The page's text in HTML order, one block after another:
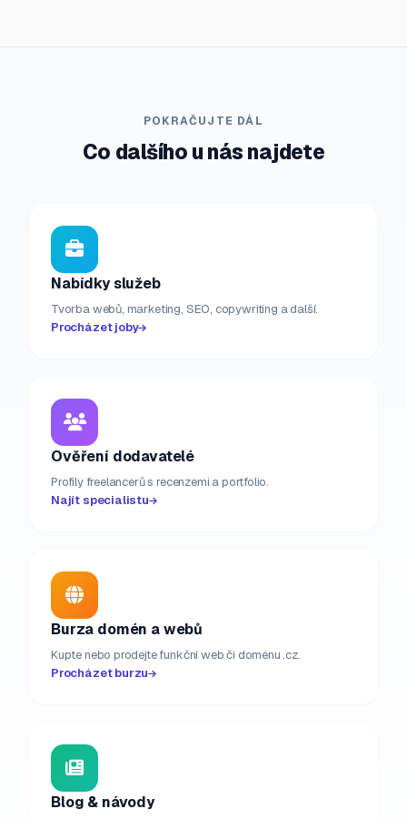
POKRAČUJTE DÁL
Co dalšího u nás najdete
Nabídky služeb
Tvorba webů, marketing, SEO, copywriting a další.
Procházet joby
Ověření dodavatelé
Profily freelancerů s recenzemi a portfolio.
Najít specialistu
Burza domén a webů
Kupte nebo prodejte funkční web či doménu .cz.
Procházet burzu
Blog & návody